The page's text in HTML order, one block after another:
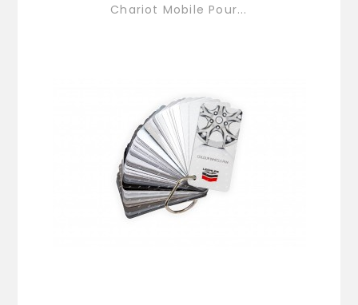
Chariot Mobile Pour...